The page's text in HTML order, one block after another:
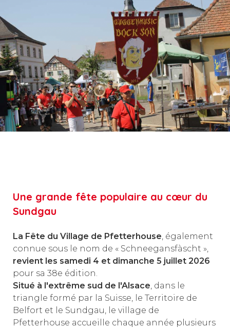
Une grande fête populaire au cœur du
Sundgau
La Fête du Village de Pfetterhouse , également
connue sous le nom de « Schneegansfàscht »,
revient les samedi 4 et dimanche 5 juillet 2026
pour sa 38e édition.
Situé à l'extrême sud de l'Alsace , dans le
triangle formé par la Suisse, le Territoire de
Belfort et le Sundgau, le village de
Pfetterhouse accueille chaque année plusieurs